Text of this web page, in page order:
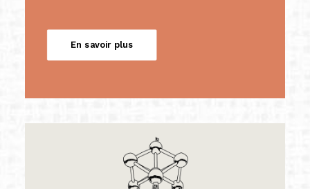
En savoir plus